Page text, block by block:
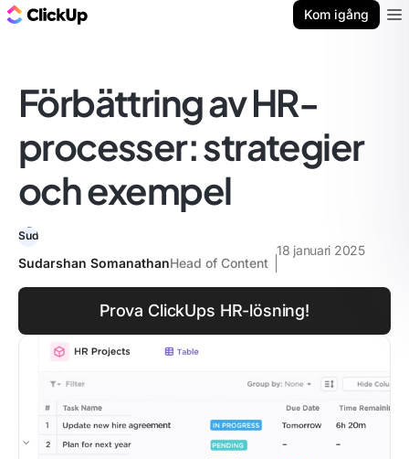
Kom igång
Förbättring av HR-
processer: strategier
och exempel
Sudarshan SomanathanHead of Content
18 januari 2025
Prova ClickUps HR-lösning!